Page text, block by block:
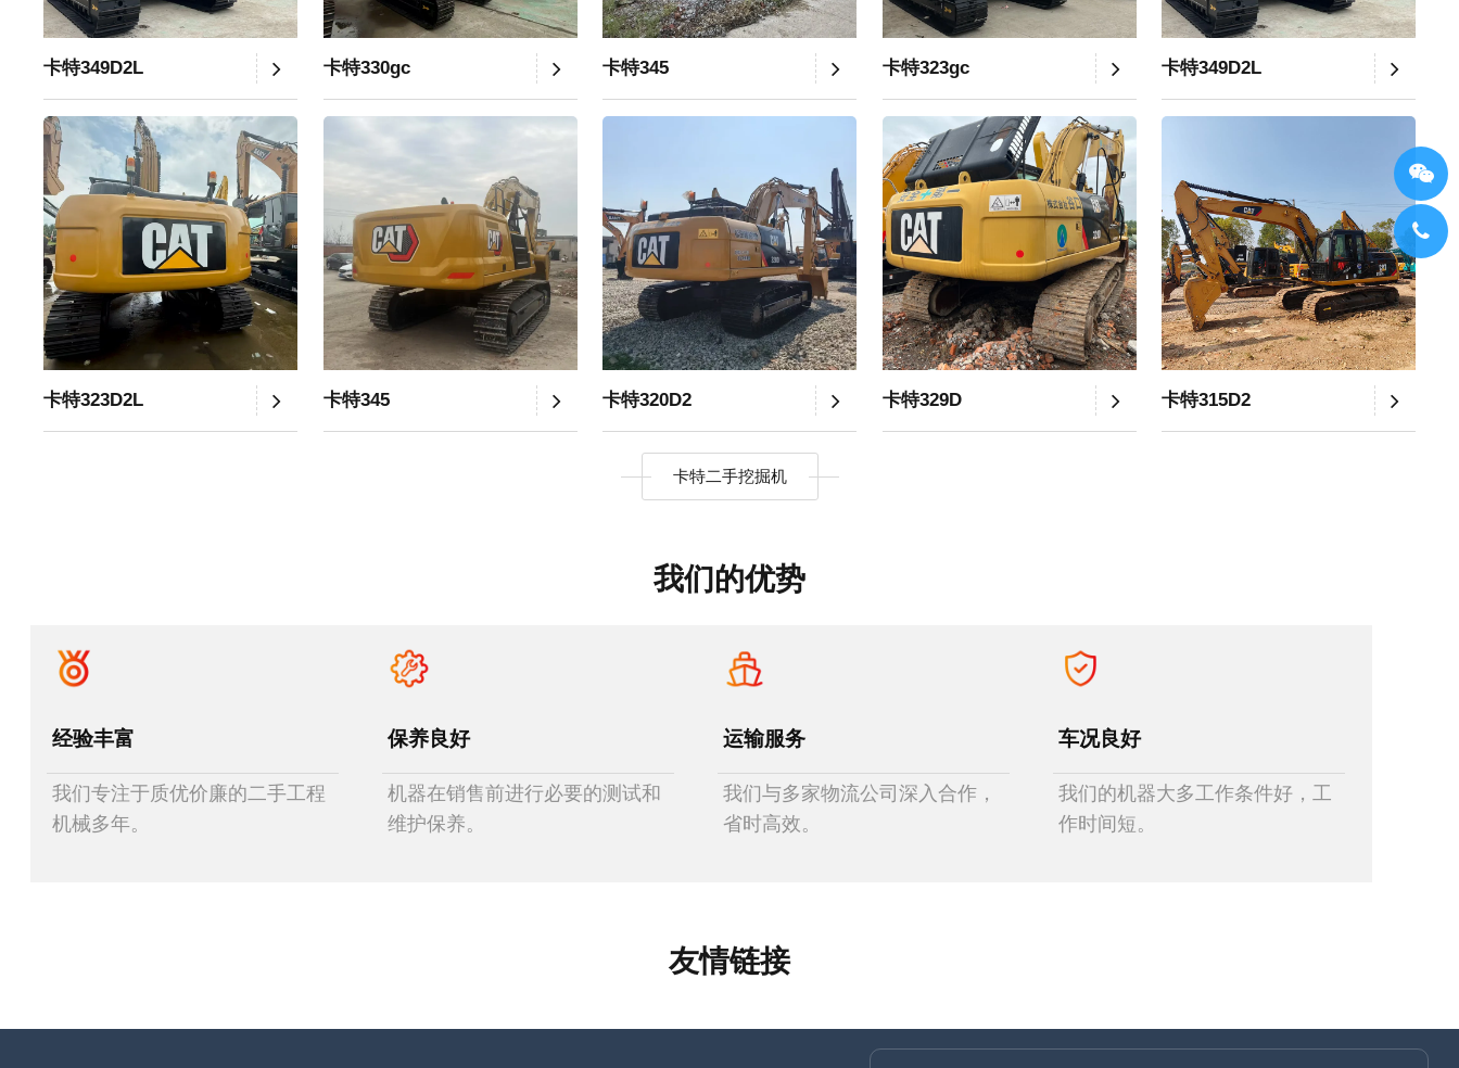
卡特349D2L 卡特330gc 卡特345 卡特323gc 卡特349D2L
卡特323D2L 卡特345 卡特320D2 卡特329D 卡特315D2
卡特二手挖掘机
我们的优势
经验丰富
我们专注于质优价廉的二手工程
机械多年。
保养良好
机器在销售前进行必要的测试和
维护保养。
运输服务
我们与多家物流公司深入合作，
省时高效。
车况良好
我们的机器大多工作条件好，工
作时间短。
友情链接